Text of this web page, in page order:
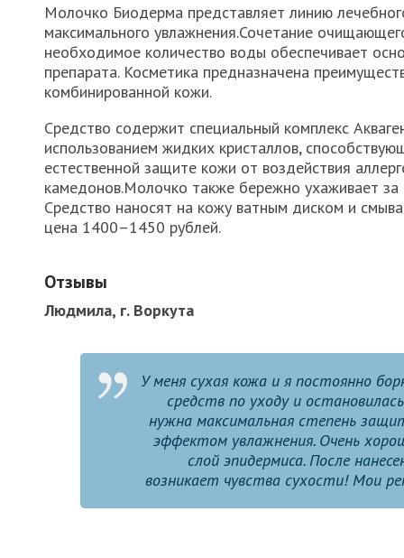
Молочко Биодерма представляет линию
максимального увлажнения.Сочетание
необходимое количество воды обеспечивает
препарата. Косметика предназначена
комбинированной кожи.
Средство содержит специальный комплекс
использованием жидких кристаллов,
естественной защите кожи от воздействия
камедонов.Молочко также бережно ухаживает за
Средство наносят на кожу ватным диском и
цена 1400–1450 рублей.
Отзывы
Людмила, г. Воркута
У меня сухая кожа и я постоянно
средств по уходу и
нужна максимальная степень
эффектом увлажнения. Очень
слой эпидермиса. После
возникает чувства сухости! Мои